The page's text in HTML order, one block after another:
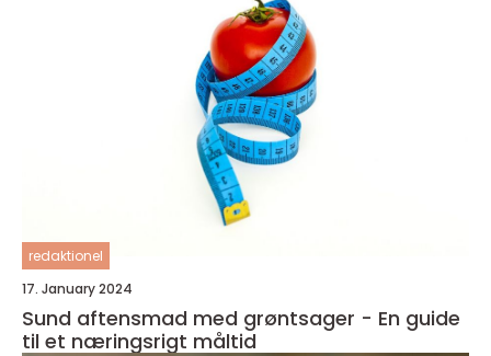
redaktionel
17. January 2024
Sund aftensmad med grøntsager - En guide
til et næringsrigt måltid